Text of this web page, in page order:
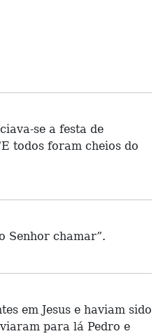
se a festa de
todos foram cheios do
Senhor chamar”.
em Jesus e haviam sido
para lá Pedro e